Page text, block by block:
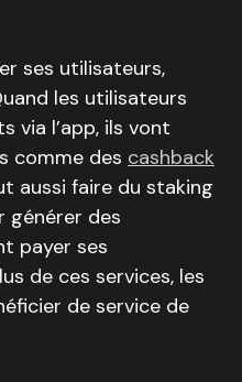
ses utilisateurs,
les utilisateurs
via l’app, ils vont
comme des cashback
aussi faire du staking
générer des
payer ses
de ces services, les
de service de